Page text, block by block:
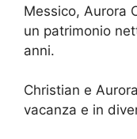
Messico, Aurora
un patrimonio
anni.
Christian e
vacanza e in